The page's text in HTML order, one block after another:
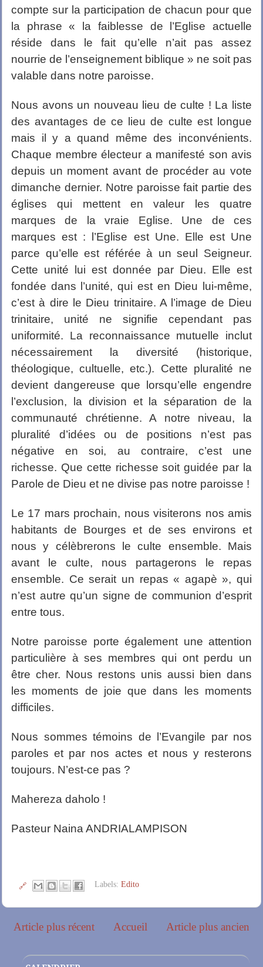
compte sur la participation de chacun pour que
la phrase « la faiblesse de l’Eglise actuelle
réside dans le fait qu’elle n’ait pas assez
nourrie de l’enseignement biblique » ne soit pas
valable dans notre paroisse.
Nous avons un nouveau lieu de culte ! La liste
des avantages de ce lieu de culte est longue
mais il y a quand même des inconvénients.
Chaque membre électeur a manifesté son avis
depuis un moment avant de procéder au vote
dimanche dernier. Notre paroisse fait partie des
églises qui mettent en valeur les quatre
marques de la vraie Eglise. Une de ces
marques est : l’Eglise est Une. Elle est Une
parce qu’elle est référée à un seul Seigneur.
Cette unité lui est donnée par Dieu. Elle est
fondée dans l’unité, qui est en Dieu lui-même,
c’est à dire le Dieu trinitaire. A l’image de Dieu
trinitaire, unité ne signifie cependant pas
uniformité. La reconnaissance mutuelle inclut
nécessairement la diversité (historique,
théologique, cultuelle, etc.). Cette pluralité ne
devient dangereuse que lorsqu’elle engendre
l’exclusion, la division et la séparation de la
communauté chrétienne. A notre niveau, la
pluralité d’idées ou de positions n’est pas
négative en soi, au contraire, c’est une
richesse. Que cette richesse soit guidée par la
Parole de Dieu et ne divise pas notre paroisse !
Le 17 mars prochain, nous visiterons nos amis
habitants de Bourges et de ses environs et
nous y célèbrerons le culte ensemble. Mais
avant le culte, nous partagerons le repas
ensemble. Ce serait un repas « agapè », qui
n’est autre qu’un signe de communion d’esprit
entre tous.
Notre paroisse porte également une attention
particulière à ses membres qui ont perdu un
être cher. Nous restons unis aussi bien dans
les moments de joie que dans les moments
difficiles.
Nous sommes témoins de l’Evangile par nos
paroles et par nos actes et nous y resterons
toujours. N’est-ce pas ?
Mahereza daholo !
Pasteur Naina ANDRIALAMPISON
🔗 Labels: Edito
Article plus récent Article plus ancien
Accueil